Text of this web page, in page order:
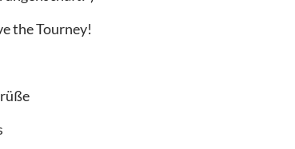
the Tourney!